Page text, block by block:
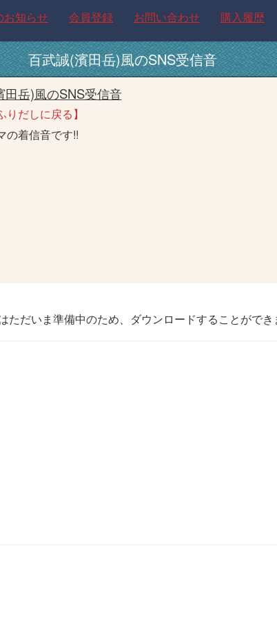
お知らせ 会員登録 お問い合わせ 購入履歴
百武誠(濱田岳)風のSNS受信音
田岳)風のSNS受信音
りだしに戻る】
の着信音です!!
だいま準備中のため、ダウンロードすることがで